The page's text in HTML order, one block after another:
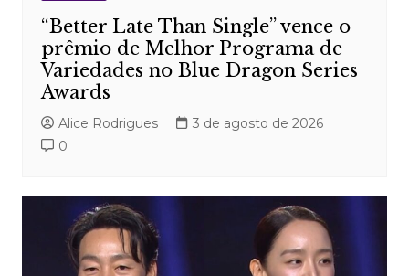
“Better Late Than Single” vence o
prêmio de Melhor Programa de
Variedades no Blue Dragon Series
Awards
Alice Rodrigues
3 de agosto de 2026
0